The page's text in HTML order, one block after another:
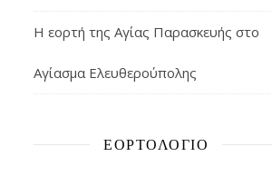
Η εορτή της Αγίας Παρασκευής στο
Αγίασμα Ελευθερούπολης
ΕΟΡΤΟΛΌΓΙΟ